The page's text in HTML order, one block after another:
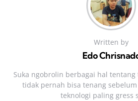
Written by
Edo
Suka ngobrolin berbagai hal
tidak pernah bisa tenang
teknologi paling gress